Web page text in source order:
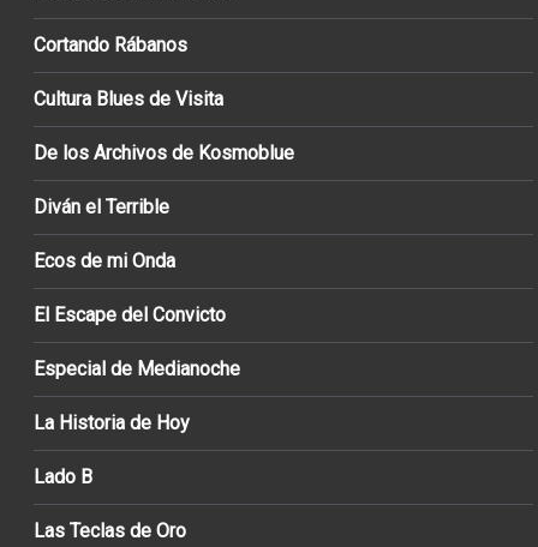
Cortando Rábanos
Cultura Blues de Visita
De los Archivos de Kosmoblue
Diván el Terrible
Ecos de mi Onda
El Escape del Convicto
Especial de Medianoche
La Historia de Hoy
Lado B
Las Teclas de Oro